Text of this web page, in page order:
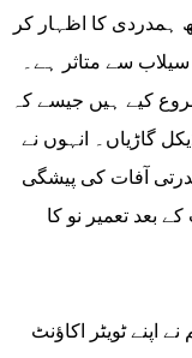
ہمدردی کا اظہار کر
سے متاثر ہے۔
کیے ہیں جیسے کہ
گاڑیاں۔ انہوں نے
آفات کی پیشگی
بعد تعمیر نو کا
اپنے ٹویٹر اکاؤنٹ